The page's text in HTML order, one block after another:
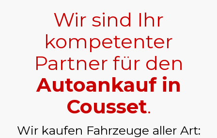
Wir sind Ihr
kompetenter
Partner für den
Autoankauf in
Cousset.
Wir kaufen Fahrzeuge aller Art: